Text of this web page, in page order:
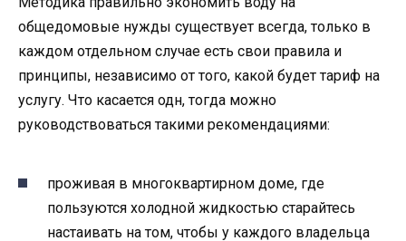
общедомовые нужды существует всегда, только в
каждом отдельном случае есть свои правила и
принципы, независимо от того, какой будет тариф на
услугу. Что касается одн, тогда можно
руководствоваться такими рекомендациями:
проживая в многоквартирном доме, где
пользуются холодной жидкостью старайтесь
настаивать на том, чтобы у каждого владельца